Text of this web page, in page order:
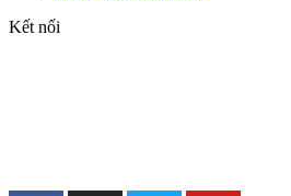
Kết nối